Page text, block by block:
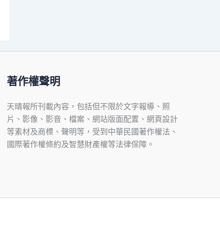
著作權聲明
天晴報所刊載內容，包括但不限於文字報導、照
片、影像、影音、檔案、網站版面配置、網頁設計
等素材及商標、聲明等，受到中華民國著作權法、
國際著作權條約及智慧財產權等法律保障。